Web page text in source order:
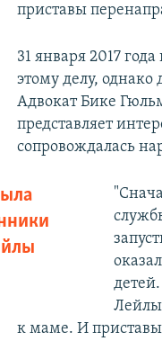
приставы
31 января 2017
этому делу,
Адвокат Бике
представляет
сопровождалась
Лейлы
к маме. И